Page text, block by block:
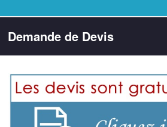
Demande de Devis